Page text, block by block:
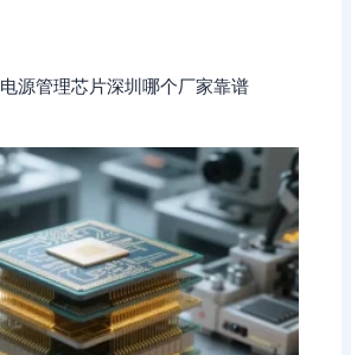
源管理芯片深圳哪个厂家靠谱